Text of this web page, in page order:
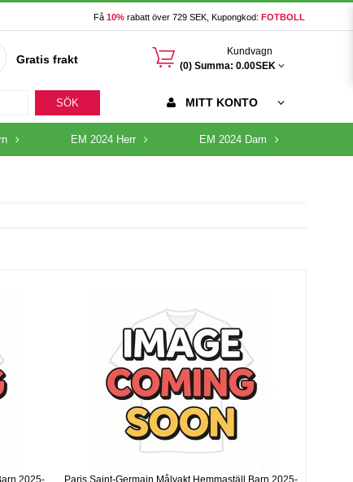
Få 10% rabatt över 729 SEK, Kupongkod: FOTBOLL
Gratis frakt 󰃦
Kundvagn
(0) Summa: 0.00SEK
SÖK MITT KONTO
EM 2024 Herr EM 2024 Dam
2025-
Paris Saint-Germain Målvakt Hemmaställ Barn 2025-